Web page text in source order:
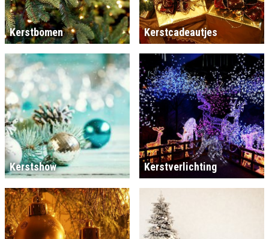
Kerstbomen Kerstcadeautjes
Kerstshow Kerstverlichting